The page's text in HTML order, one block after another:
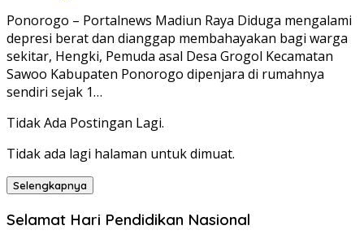
Ponorogo – Portalnews Madiun Raya Diduga mengalami
depresi berat dan dianggap membahayakan bagi warga
sekitar, Hengki, Pemuda asal Desa Grogol Kecamatan
Sawoo Kabupaten Ponorogo dipenjara di rumahnya
sendiri sejak 1…
Tidak Ada Postingan Lagi.
Tidak ada lagi halaman untuk dimuat.
Selengkapnya
Selamat Hari Pendidikan Nasional